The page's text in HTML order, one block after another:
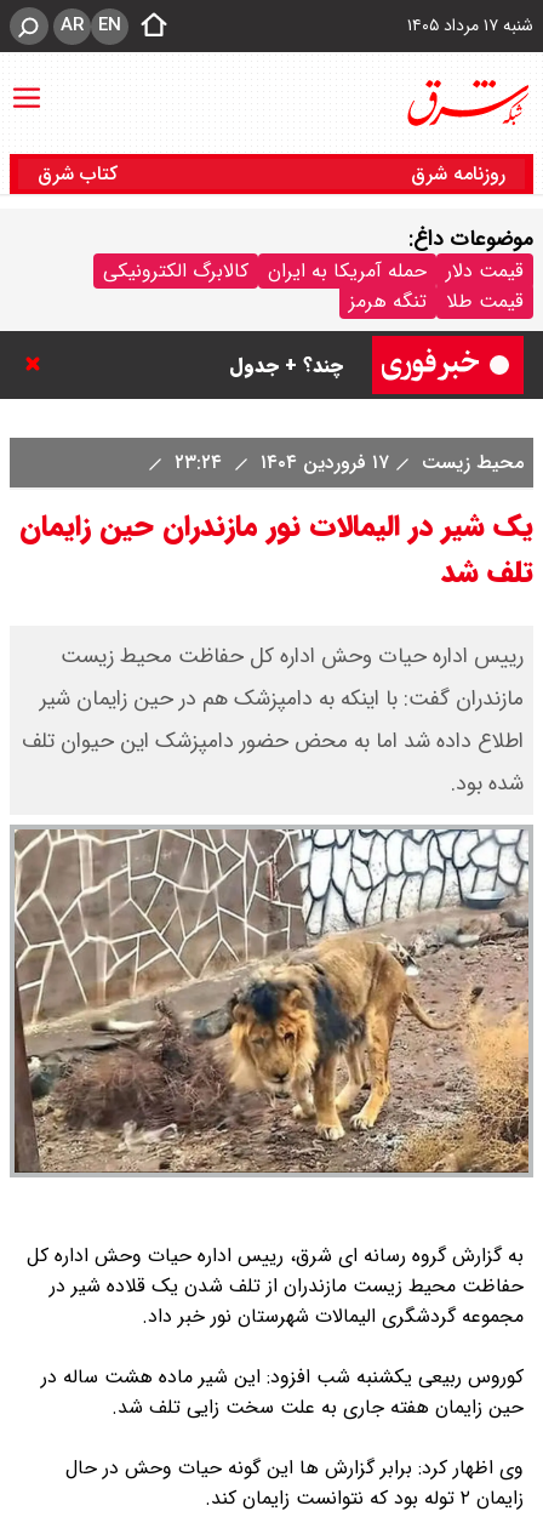
شنبه ۱۷ مرداد ۱۴۰۵ EN
AR
روزنامه شرق کتاب شرق
موضوعات داغ:
قیمت دلار حمله آمریکا به ایران
کالابرگ الکترونیکی
قیمت طلا
تنگه هرمز
چند؟ + جدول
محیط‌ زیست ۱۷ فروردین ۱۴۰۴
یک شیر در الیمالات نور مازندران حین زایمان
تلف شد
رییس اداره حیات وحش اداره کل حفاظت محیط زیست
مازندران گفت: با اینکه به دامپزشک هم در حین زایمان شیر
اطلاع داده شد اما به محض حضور دامپزشک این حیوان تلف
شده بود.
به گزارش گروه رسانه ای شرق، رییس اداره حیات وحش اداره کل
حفاظت محیط زیست مازندران از تلف شدن یک قلاده شیر در
مجموعه گردشگری الیمالات شهرستان نور خبر داد.
کوروس ربیعی یکشنبه شب افزود: این شیر ماده هشت ساله در
حین زایمان هفته جاری به علت سخت زایی تلف شد.
وی اظهار کرد: برابر گزارش ها این گونه حیات وحش در حال
زایمان ۲ توله بود که نتوانست زایمان کند.